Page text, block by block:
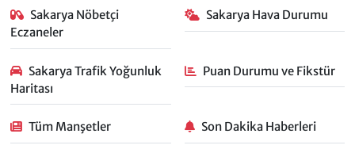
Sakarya Nöbetçi
Eczaneler
Sakarya Hava Durumu
Sakarya Trafik Yoğunluk
Haritası
Puan Durumu ve Fikstür
Tüm Manşetler Son Dakika Haberleri